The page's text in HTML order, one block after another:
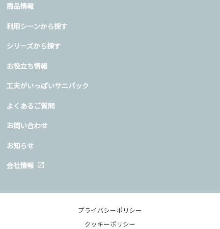
商品情報
利用シーンから探す
シリーズから探す
お役立ち情報
工夫がいっぱいサニパック
よくあるご質問
お問い合わせ
お知らせ
会社情報
プライバシーポリシー
クッキーポリシー